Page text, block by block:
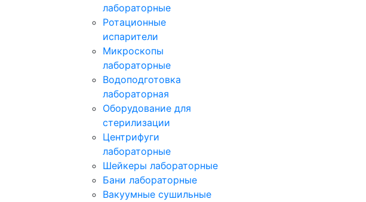
лабораторные
Ротационные
испарители
Микроскопы
лабораторные
Водоподготовка
лабораторная
Оборудование для
стерилизации
Центрифуги
лабораторные
Шейкеры лабораторные
Бани лабораторные
Вакуумные сушильные